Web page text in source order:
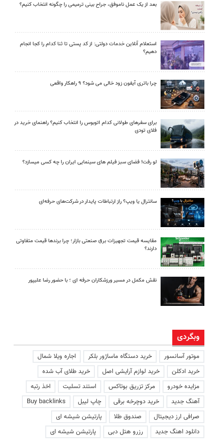
بعد از یک عمل ناموفق، جراح بینی ترمیمی را چگونه انتخاب کنیم؟
استعلام آنلاین خدمات دولتی: از کد پستی تا ثنا کدام را کجا انجام
دهیم؟
چرا باتری آیفون زود خالی می شود؟ ۹ راهکار واقعی
برای سفرهای طولانی کدام اتوبوس را انتخاب کنیم؟ راهنمای خرید در
فلای تودی
لو رفت! فضای سبز فیلم های سینمایی ایران را چه کسی میسازد؟
سانترال یا ویپ؟ راز ارتباطات پایدار در شرکت‌های حرفه‌ای
مقایسه قیمت تجهیزات برق صنعتی بازار؛ چرا برندها قیمت متفاوتی
دارند؟
نقش مکمل در مسیر ورزشکاران حرفه ای ؛ با حضور رضا علیپور
وبگردی
موتور آسانسور خرید دستگاه ماساژور بلکر
اجاره ویلا شمال
خرید ادکلن
خرید لوازم آرایشی اصل
خرید طلای آب شده
مزایده خودرو
مرکز تزریق بوتاکس استند تسلیت
اخذ رتبه
آهنگ جدید
خرید دوچرخه برقی چاپ لیبل
Buy backlinks
صرافی ارز دیجیتال
صندوق طلا
پارتیشن شیشه ای
دانلود اهنگ جدید
رزرو هتل دبی پارتیشن شیشه ای